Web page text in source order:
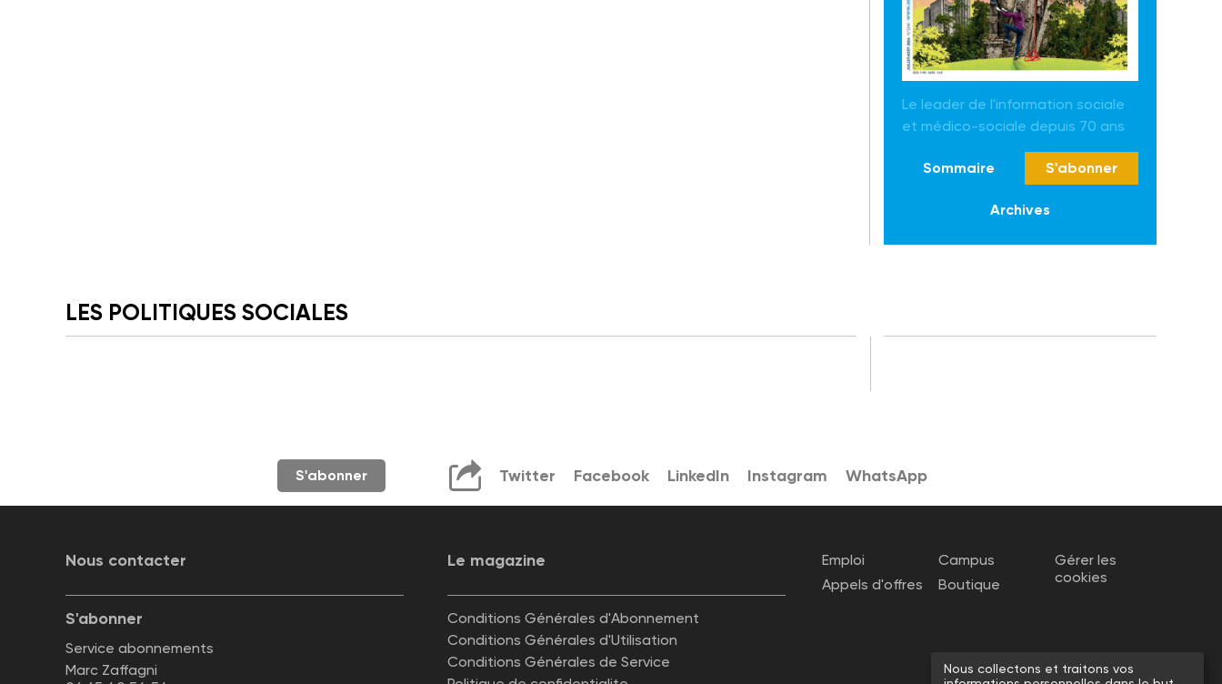
Le leader de l'information sociale
et médico-sociale depuis 70 ans
Sommaire S'abonner
Archives
LES POLITIQUES SOCIALES
S'abonner Twitter Facebook LinkedIn Instagram WhatsApp
Nous contacter Le magazine
S'abonner
Service abonnements
Marc Zaffagni
Conditions Générales d'Abonnement
Conditions Générales d'Utilisation
Conditions Générales de Service
Emploi
Appels d'offres
Campus
Boutique
Gérer les
cookies
Nous collectons et traitons vos